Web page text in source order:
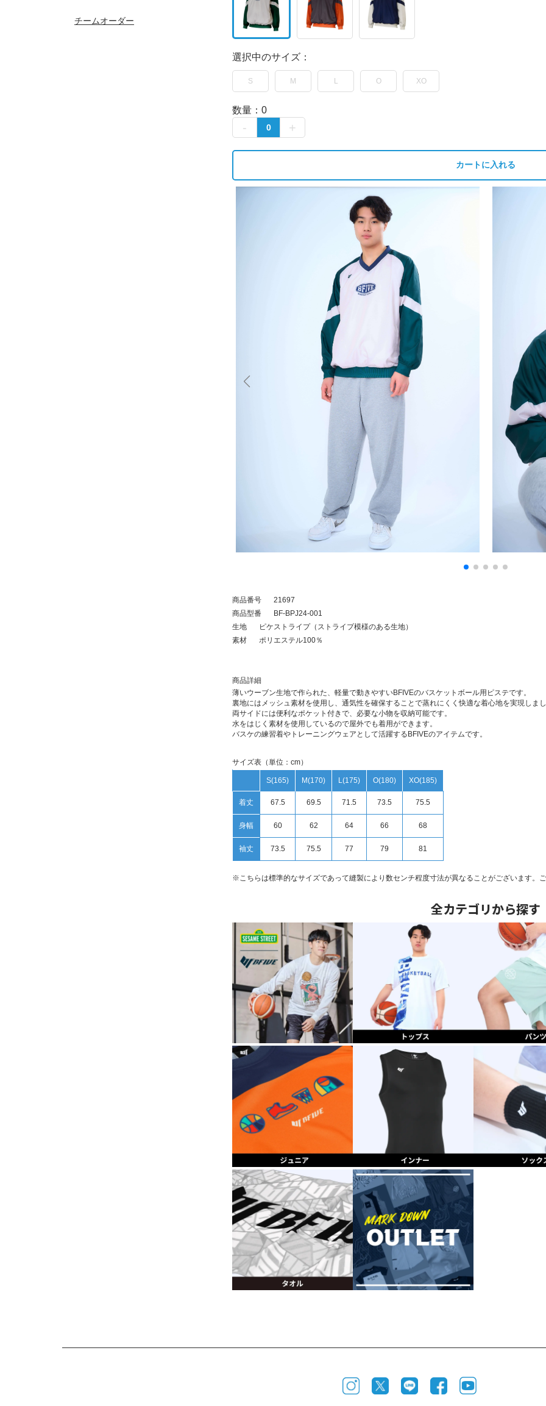
チームオーダー
選択中のサイズ：
S M L O XO
数量：0
カートに入れる
商品番号
21697
商品型番
BF-BPJ24-001
生地
ピケストライプ（ストライプ模様のある生地）
素材
ポリエステル100％
商品詳細
薄いウーブン生地で作られた、軽量で動きやすいBFIVEのバスケットボール用ピステです。
裏地にはメッシュ素材を使用し、通気性を確保することで蒸れにくく快適な着心地を実現しま
両サイドには便利なポケット付きで、必要な小物を収納可能です。
水をはじく素材を使用しているので屋外でも着用ができます。
バスケの練習着やトレーニングウェアとして活躍するBFIVEのアイテムです。
サイズ表（単位：cm）
S(165) M(170) L(175) O(180) XO(185)
着丈 67.5 69.5 71.5 73.5 75.5
身幅 60 62 64 66 68
袖丈 73.5 75.5 77 79 81
※こちらは標準的なサイズであって縫製により数センチ程度寸法が異なることがございます。
全カテゴリから探す